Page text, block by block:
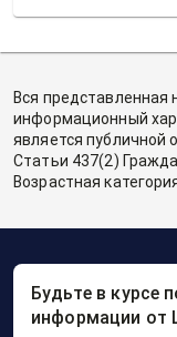
Вся представленная
информационный
является
Статьи 437(2)
Возрастная
Будьте в курсе
информации